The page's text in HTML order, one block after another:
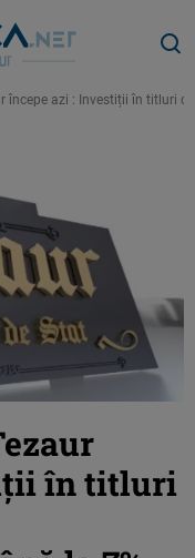
începe azi : Investiții în titluri
în titluri